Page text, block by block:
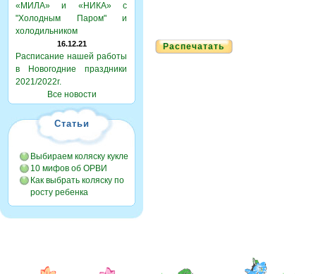
«МИЛА» и «НИКА» с
"Холодным Паром" и
холодильником
16.12.21
Расписание нашей работы
в Новогодние праздники
2021/2022г.
Все новости
Статьи
Выбираем коляску кукле
10 мифов об ОРВИ
Как выбрать коляску по
росту ребенка
Распечатать